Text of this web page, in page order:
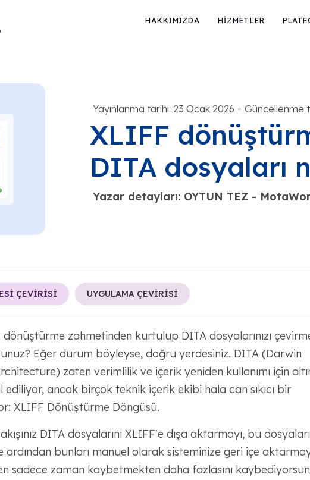
HAKKIMIZDA HİZMETLER
Yayınlanma tarihi: 23 Ocak 2026 - Güncellenme
XLIFF
DITA dosyaları
Yazar detayları: OYTUN TEZ -
ÇEVİRİSİ UYGULAMA ÇEVİRİSİ
zahmetinden kurtulup DITA dosyalarınızı
Eğer durum böyleyse, doğru yerdesiniz. DITA (Darwin
zaten verimlilik ve içerik yeniden kullanımı için
ancak birçok teknik içerik ekibi hala can sıkıcı bir
XLIFF Dönüştürme Döngüsü.
DITA dosyalarını XLIFF'e dışa aktarmayı, bu
bunları manuel olarak sisteminize geri içe
sadece zaman kaybetmekten daha fazlasını